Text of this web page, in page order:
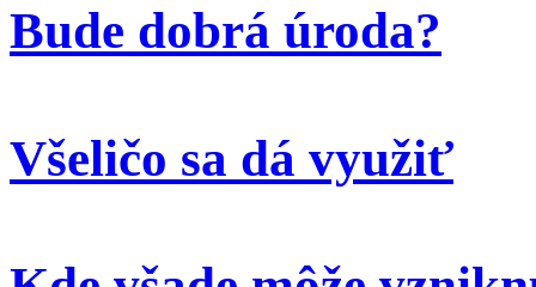
Bude dobrá úroda?
Všeličo sa dá využiť